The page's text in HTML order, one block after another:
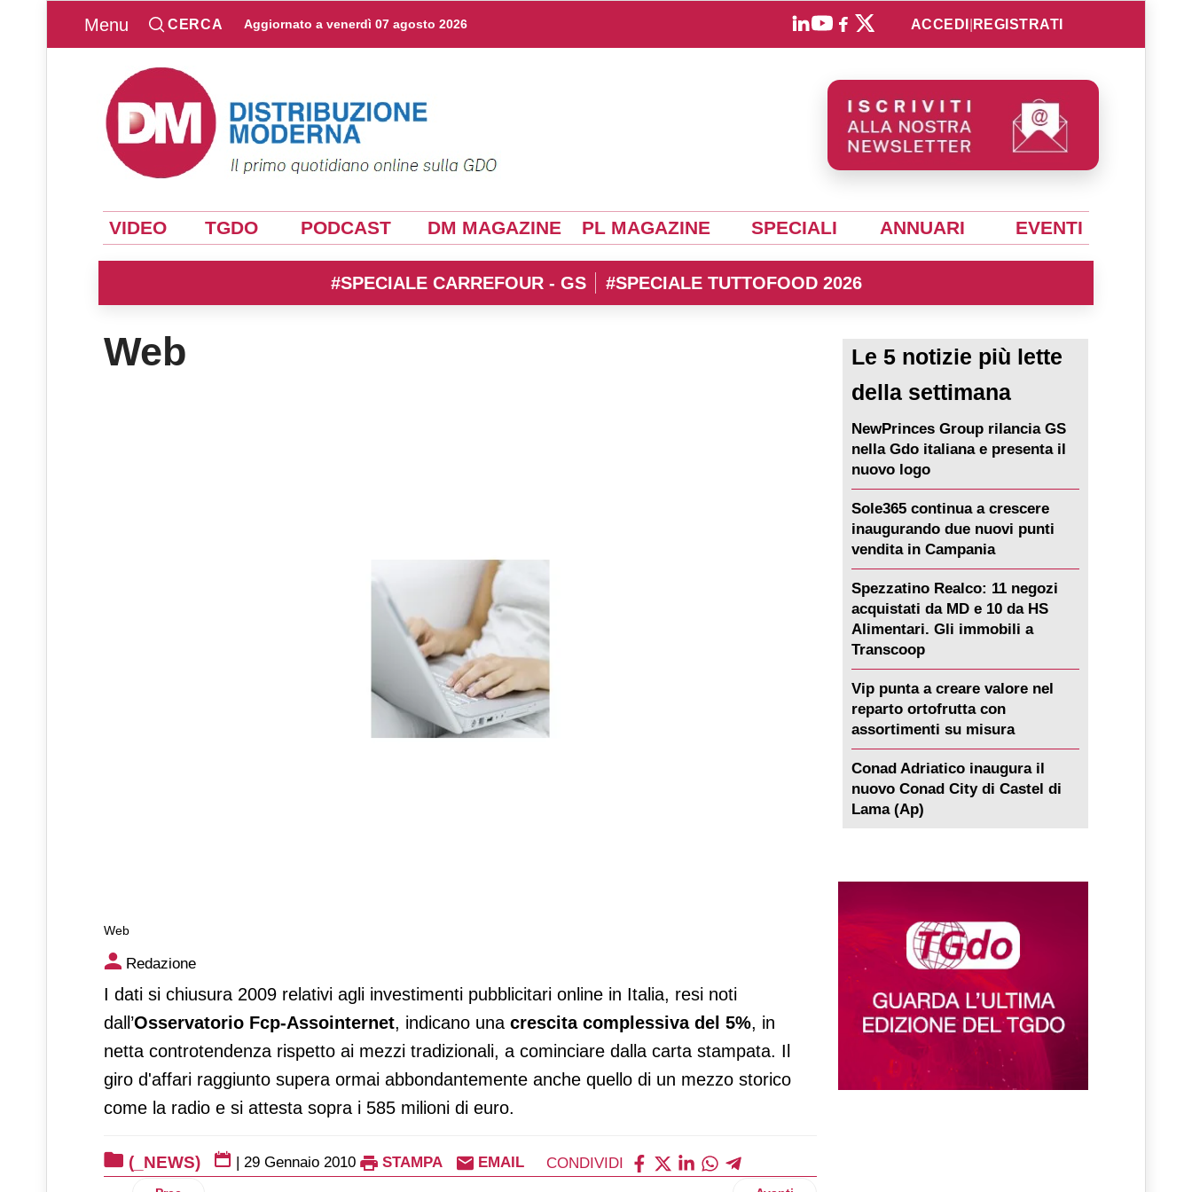
Menu CERCA Aggiornato a venerdì 07 agosto 2026 ACCEDI REGISTRATI
VIDEO TGDO PODCAST DM MAGAZINE PL MAGAZINE SPECIALI ANNUARI EVENTI
#SPECIALE CARREFOUR - GS #SPECIALE TUTTOFOOD 2026
Web
Web
WebRedazione
I dati si chiusura 2009 relativi agli investimenti pubblicitari online in Italia, resi noti
dall’Osservatorio Fcp-Assointernet, indicano una crescita complessiva del 5%, in
netta controtendenza rispetto ai mezzi tradizionali, a cominciare dalla carta stampata. Il
giro d'affari raggiunto supera ormai abbondantemente anche quello di un mezzo storico
come la radio e si attesta sopra i 585 milioni di euro.
(_NEWS) | 29 Gennaio 2010 STAMPA EMAIL CONDIVIDI
Le 5 notizie più lette
della settimana
NewPrinces Group rilancia GS
nella Gdo italiana e presenta il
nuovo logo
Sole365 continua a crescere
inaugurando due nuovi punti
vendita in Campania
Spezzatino Realco: 11 negozi
acquistati da MD e 10 da HS
Alimentari. Gli immobili a
Transcoop
Vip punta a creare valore nel
reparto ortofrutta con
assortimenti su misura
Conad Adriatico inaugura il
nuovo Conad City di Castel di
Lama (Ap)